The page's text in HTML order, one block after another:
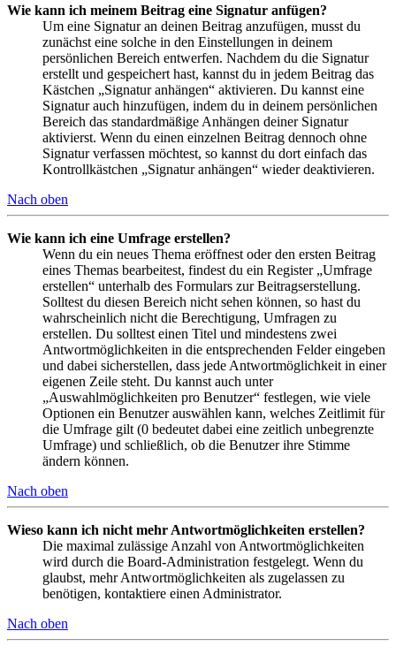
Wie kann ich meinem Beitrag eine Signatur anfügen?
Um eine Signatur an deinen Beitrag anzufügen, musst du
zunächst eine solche in den Einstellungen in deinem
persönlichen Bereich entwerfen. Nachdem du die Signatur
erstellt und gespeichert hast, kannst du in jedem Beitrag das
Kästchen „Signatur anhängen“ aktivieren. Du kannst eine
Signatur auch hinzufügen, indem du in deinem persönlichen
Bereich das standardmäßige Anhängen deiner Signatur
aktivierst. Wenn du einen einzelnen Beitrag dennoch ohne
Signatur verfassen möchtest, so kannst du dort einfach das
Kontrollkästchen „Signatur anhängen“ wieder deaktivieren.
Nach oben
Wie kann ich eine Umfrage erstellen?
Wenn du ein neues Thema eröffnest oder den ersten Beitrag
eines Themas bearbeitest, findest du ein Register „Umfrage
erstellen“ unterhalb des Formulars zur Beitragserstellung.
Solltest du diesen Bereich nicht sehen können, so hast du
wahrscheinlich nicht die Berechtigung, Umfragen zu
erstellen. Du solltest einen Titel und mindestens zwei
Antwortmöglichkeiten in die entsprechenden Felder eingeben
und dabei sicherstellen, dass jede Antwortmöglichkeit in einer
eigenen Zeile steht. Du kannst auch unter
„Auswahlmöglichkeiten pro Benutzer“ festlegen, wie viele
Optionen ein Benutzer auswählen kann, welches Zeitlimit für
die Umfrage gilt (0 bedeutet dabei eine zeitlich unbegrenzte
Umfrage) und schließlich, ob die Benutzer ihre Stimme
ändern können.
Nach oben
Wieso kann ich nicht mehr Antwortmöglichkeiten erstellen?
Die maximal zulässige Anzahl von Antwortmöglichkeiten
wird durch die Board-Administration festgelegt. Wenn du
glaubst, mehr Antwortmöglichkeiten als zugelassen zu
benötigen, kontaktiere einen Administrator.
Nach oben